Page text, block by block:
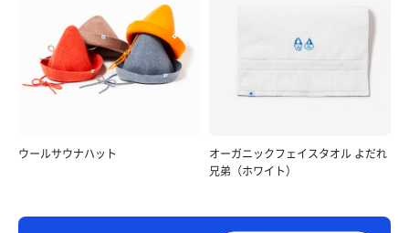
ウールサウナハット
オーガニックフェイスタオル よだれ
兄弟（ホワイト）